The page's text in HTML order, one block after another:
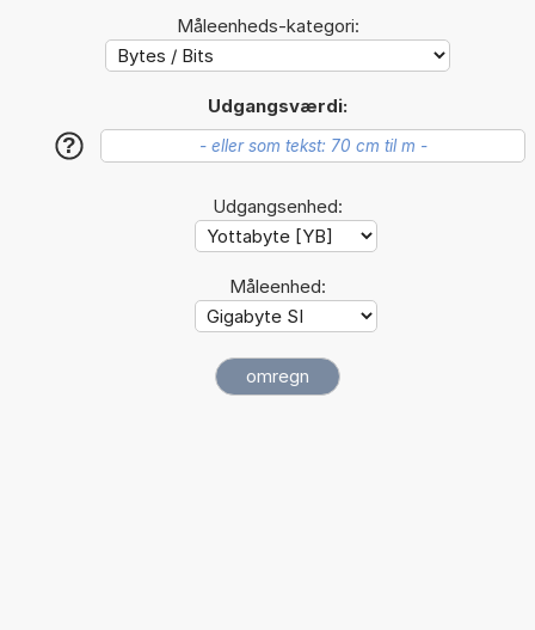
Måleenheds-kategori:
Udgangsværdi:
?
Udgangsenhed:
Måleenhed: